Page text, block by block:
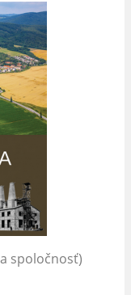
spoločnosť)